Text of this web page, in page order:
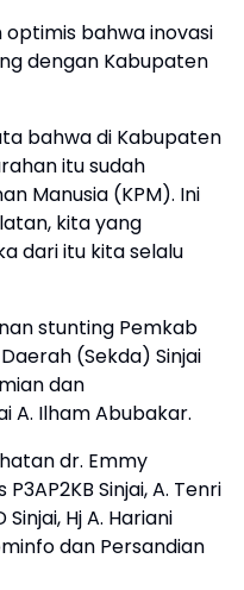
optimis bahwa inovasi
dengan Kabupaten
bahwa di Kabupaten
itu sudah
Manusia (KPM). Ini
kita yang
dari itu kita selalu
stunting Pemkab
(Sekda) Sinjai
dan
A. Ilham Abubakar.
dr. Emmy
Sinjai, A. Tenri
Hj A. Hariani
dan Persandian